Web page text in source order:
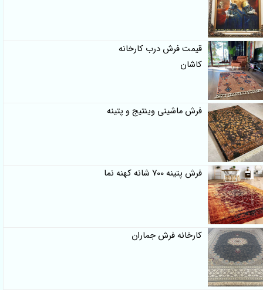
قیمت فرش درب کارخانه
کاشان
فرش ماشینی وینتیج و پتینه
فرش پتینه 700 شانه کهنه نما
کارخانه فرش جماران